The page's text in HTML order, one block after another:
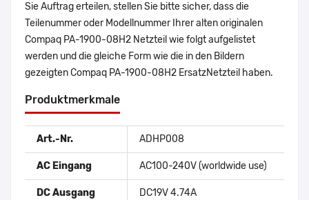
Sie Auftrag erteilen, stellen Sie bitte sicher, dass die
Teilenummer oder Modellnummer Ihrer alten originalen
Compaq PA-1900-08H2 Netzteil wie folgt aufgelistet
werden und die gleiche Form wie die in den Bildern
gezeigten Compaq PA-1900-08H2 ErsatzNetzteil haben.
Produktmerkmale
Art.-Nr. ADHP008
AC Eingang AC100-240V (worldwide use)
DC Ausgang DC19V 4.74A